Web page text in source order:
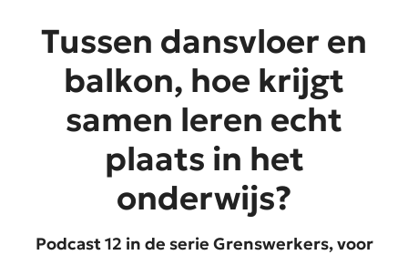
Tussen dansvloer en
balkon, hoe krijgt
samen leren echt
plaats in het
onderwijs?
Podcast 12 in de serie Grenswerkers, voor